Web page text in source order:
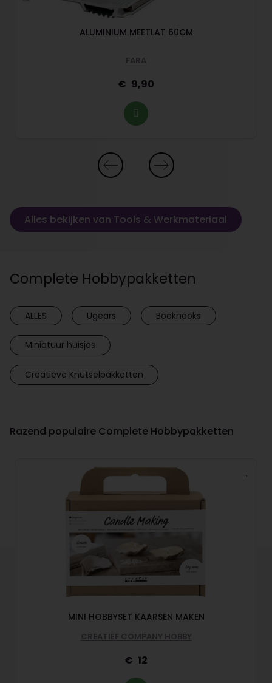
ALUMINIUM MEETLAT 60CM
FARA
9,90
Alles bekijken van Tools & Werkmateriaal
Complete Hobbypakketten
ALLES Ugears Booknooks
Miniatuur huisjes
Creatieve Knutselpakketten
Razend populaire Complete Hobbypakketten
MINI HOBBYSET KAARSEN MAKEN
CREATIEF COMPANY HOBBY
12